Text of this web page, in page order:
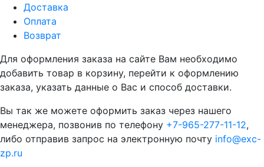
Доставка
Оплата
Возврат
Для оформления заказа на сайте Вам необходимо
добавить товар в корзину, перейти к оформлению
заказа, указать данные о Вас и способ доставки.
Вы так же можете оформить заказ через нашего
менеджера, позвонив по телефону +7-965-277-11-12,
либо отправив запрос на электронную почту info@exc-
zp.ru